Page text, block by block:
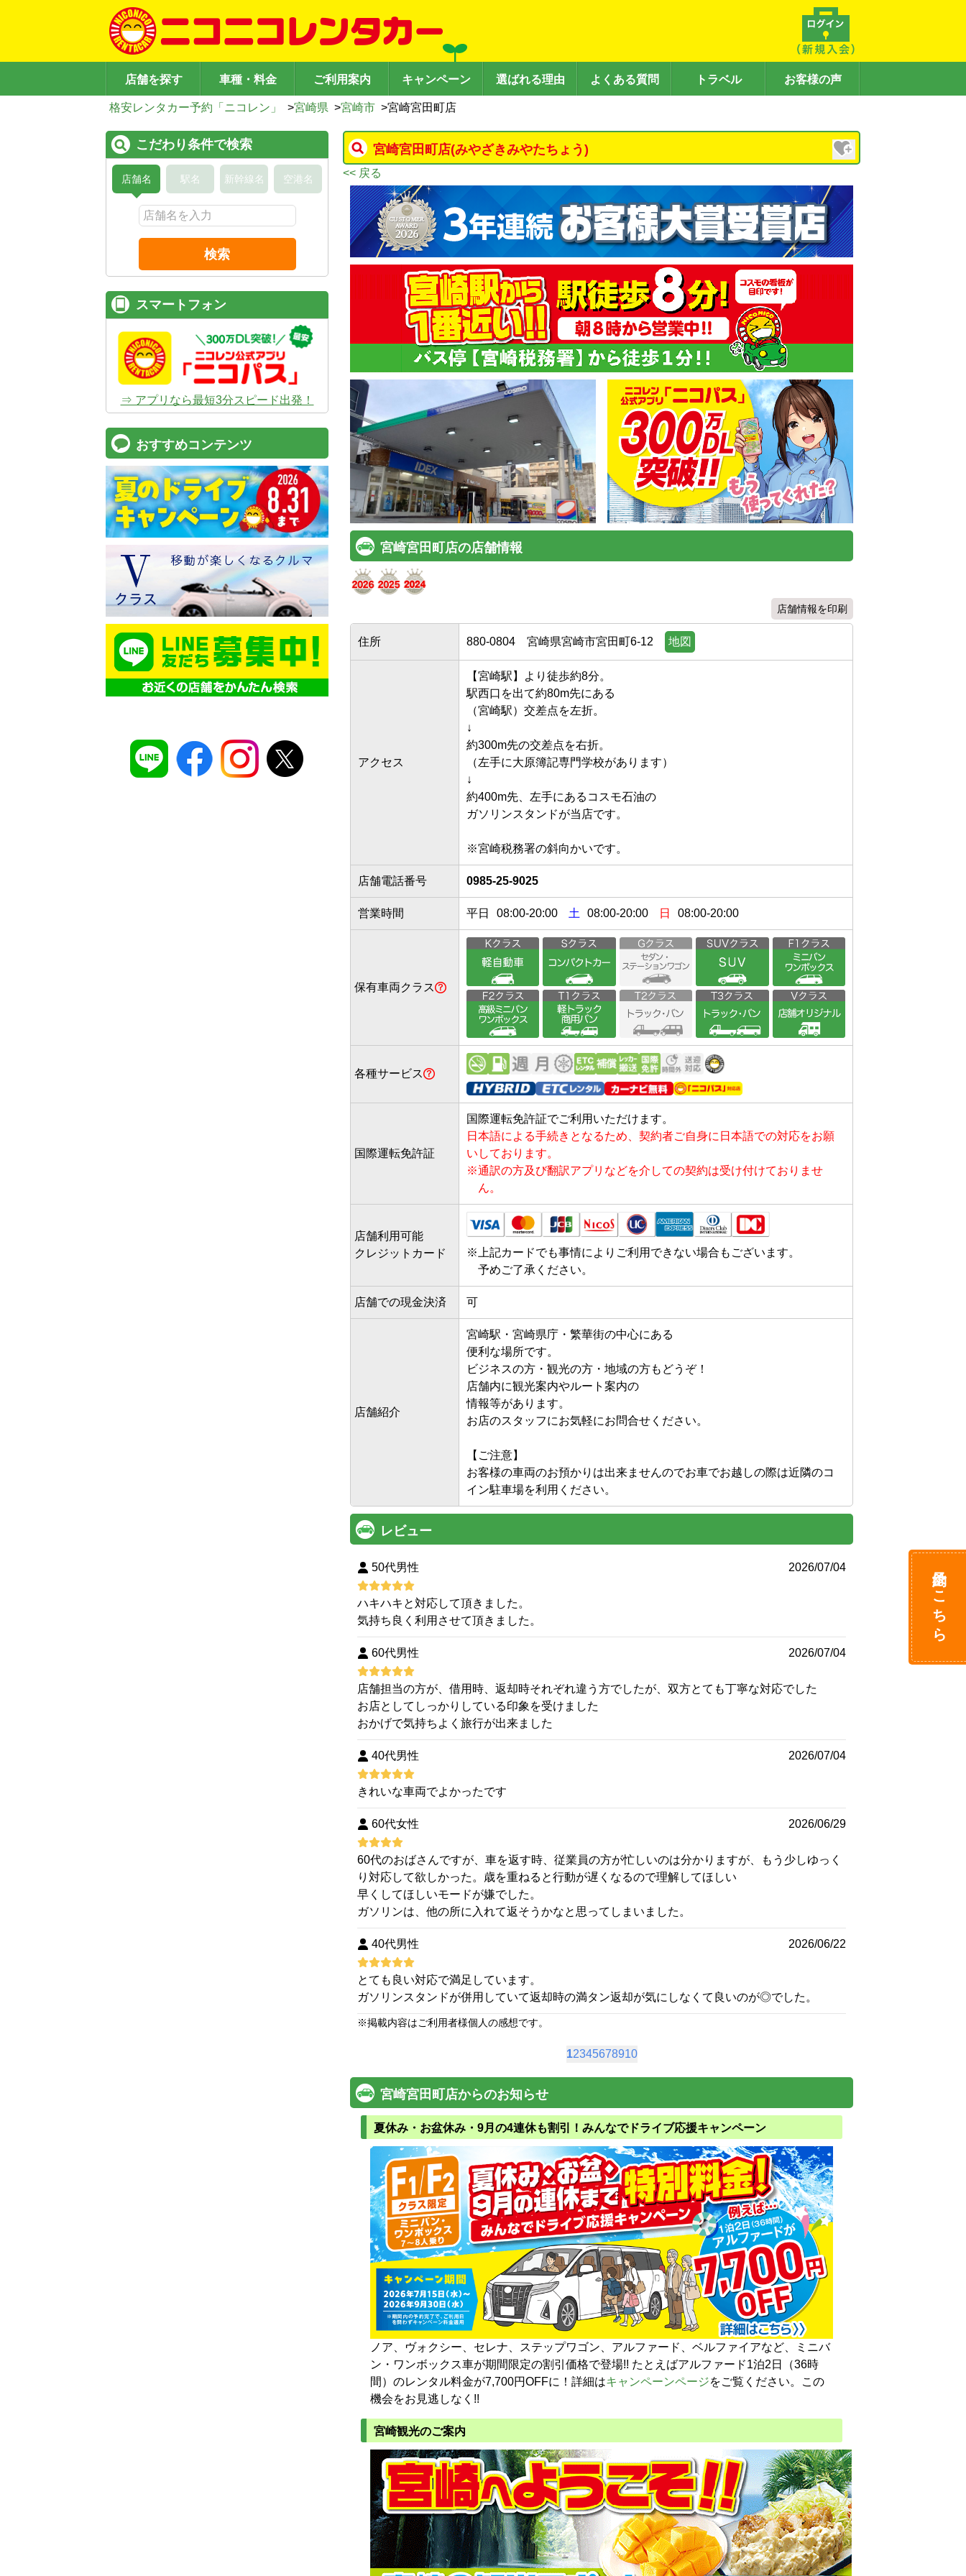
店舗を探す 車種・料金 ご利用案内 キャンペーン 選ばれる理由 よくある質問 トラベル お客様の声
格安レンタカー予約「ニコレン」 >宮崎県 >宮崎市 >宮崎宮田町店
宮崎宮田町店(みやざきみやたちょう)
<< 戻る
宮崎宮田町店の店舗情報
店舗情報を印刷
住所 880-0804 宮崎県宮崎市宮田町6-12 地図
アクセス
【宮崎駅】より徒歩約8分。
駅西口を出て約80m先にある
（宮崎駅）交差点を左折。
↓
約300m先の交差点を右折。
（左手に大原簿記専門学校があります）
↓
約400m先、左手にあるコスモ石油の
ガソリンスタンドが当店です。
※宮崎税務署の斜向かいです。
店舗電話番号 0985-25-9025
営業時間 平日 08:00-20:00 土 08:00-20:00 日 08:00-20:00
保有車両クラス
各種サービス
国際運転免許証
国際運転免許証でご利用いただけます。
日本語による手続きとなるため、契約者ご自身に日本語での対応をお願
いしております。
※通訳の方及び翻訳アプリなどを介しての契約は受け付けておりませ
ん。
店舗利用可能
クレジットカード
※ 上記カードでも事情によりご利用できない場合もございます。
予めご了承ください。
店舗での現金決済 可
店舗紹介
宮崎駅・宮崎県庁・繁華街の中心にある
便利な場所です。
ビジネスの方・観光の方・地域の方もどうぞ！
店舗内に観光案内やルート案内の
情報等があります。
お店のスタッフにお気軽にお問合せください。
【ご注意】
お客様の車両のお預かりは出来ませんのでお車でお越しの際は近隣のコ
レビュー
50代男性 2026/07/04
ハキハキと対応して頂きました。
気持ち良く利用させて頂きました。
60代男性 2026/07/04
店舗担当の方が、借用時、返却時それぞれ違う方でしたが、双方とても丁寧な対応でした
お店としてしっかりしている印象を受けました
おかげで気持ちよく旅行が出来ました
40代男性 2026/07/04
きれいな車両でよかったです
60代女性 2026/06/29
60代のおばさんですが、車を返す時、従業員の方が忙しいのは分かりますが、もう少しゆっく
り対応して欲しかった。歳を重ねると行動が遅くなるので理解してほしい
早くしてほしいモードが嫌でした。
ガソリンは、他の所に入れて返そうかなと思ってしまいました。
40代男性 2026/06/22
とても良い対応で満足しています。
ガソリンスタンドが併用していて返却時の満タン返却が気にしなくて良いのが◎でした。
※掲載内容はご利用者様個人の感想です。
12345678910
宮崎宮田町店からのお知らせ
夏休み・お盆休み・9月の4連休も割引！みんなでドライブ応援キャンペーン
ノア、ヴォクシー、セレナ、ステップワゴン、アルファード、ベルファイアなど、ミニバ
ン・ワンボックス車が期間限定の割引価格で登場!! たとえばアルファード1泊2日（36時
間）のレンタル料金が7,700円OFFに！詳細はキャンペーンページをご覧ください。この
機会をお見逃しなく!!
宮崎観光のご案内
予約はこちら
こだわり条件で検索
店舗名 駅名 新幹線名 空港名
検索
スマートフォン
⇒ アプリなら最短3分スピード出発！
おすすめコンテンツ